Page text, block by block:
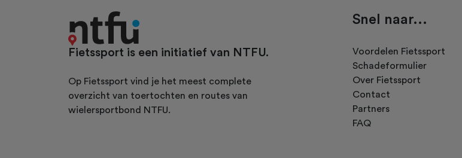
Fietssport is een initiatief van NTFU.
Op Fietssport vind je het meest complete
overzicht van toertochten en routes van
wielersportbond NTFU.
Snel naar...
Voordelen Fietssport
Schadeformulier
Over Fietssport
Contact
Partners
FAQ